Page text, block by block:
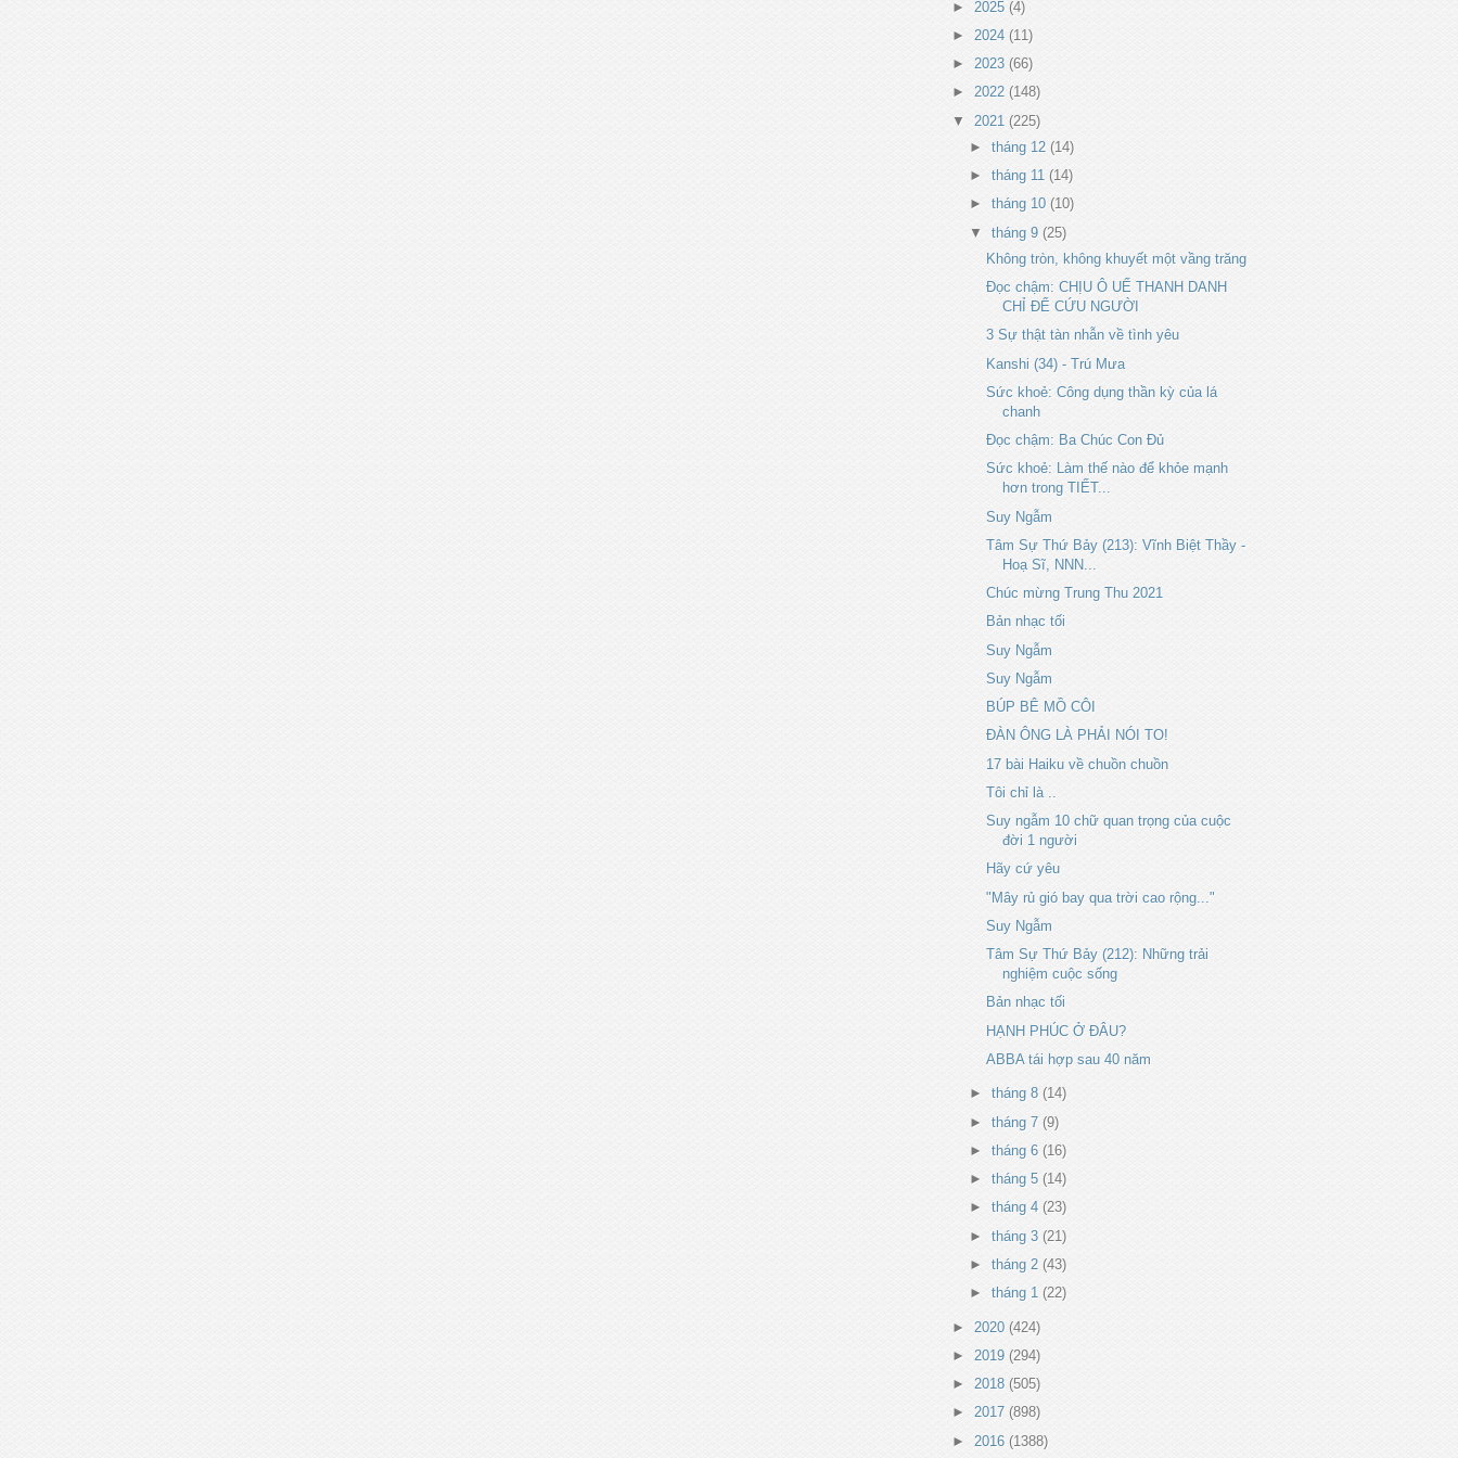
► 2025 (4)
► 2024 (11)
► 2023 (66)
► 2022 (148)
▼ 2021 (225)
► tháng 12 (14)
► tháng 11 (14)
► tháng 10 (10)
▼ tháng 9 (25)
Không tròn, không khuyết một vầng trăng
Đọc chậm: CHỊU Ô UẾ THANH DANH
CHỈ ĐỂ CỨU NGƯỜI
3 Sự thật tàn nhẫn về tình yêu
Kanshi (34) - Trú Mưa
Sức khoẻ: Công dụng thần kỳ của lá
chanh
Đọc chậm: Ba Chúc Con Đủ
Sức khoẻ: Làm thế nào để khỏe mạnh
hơn trong TIẾT...
Suy Ngẫm
Tâm Sự Thứ Bảy (213): Vĩnh Biệt Thầy -
Hoạ Sĩ, NNN...
Chúc mừng Trung Thu 2021
Bản nhạc tối
Suy Ngẫm
Suy Ngẫm
BÚP BÊ MỒ CÔI
ĐÀN ÔNG LÀ PHẢI NÓI TO!
17 bài Haiku về chuồn chuồn
Tôi chỉ là ..
Suy ngẫm 10 chữ quan trọng của cuộc
đời 1 người
Hãy cứ yêu
"Mây rủ gió bay qua trời cao rộng..."
Suy Ngẫm
Tâm Sự Thứ Bảy (212): Những trải
nghiệm cuộc sống
Bản nhạc tối
HẠNH PHÚC Ở ĐÂU?
ABBA tái hợp sau 40 năm
► tháng 8 (14)
► tháng 7 (9)
► tháng 6 (16)
► tháng 5 (14)
► tháng 4 (23)
► tháng 3 (21)
► tháng 2 (43)
► tháng 1 (22)
► 2020 (424)
► 2019 (294)
► 2018 (505)
► 2017 (898)
► 2016 (1388)